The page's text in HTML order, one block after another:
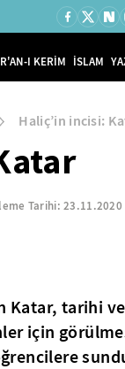
I KERİM İSLAM
Haliç’in incisi:
Tarihi:23.11.2020
Katar, tarihi
için